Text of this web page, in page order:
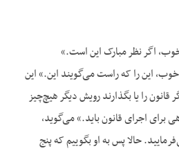
اگر نظر مبارک این است.»
این را که راست می‌گویند این.» این
قانون را یا بگذارند رویش دیگر هیچ‌چیز
اجرای قانون باید.» می‌گوید،
حالا پس به او بگوییم که پنج